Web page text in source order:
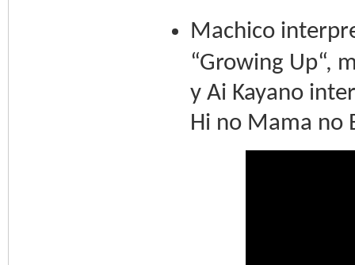
Machico
“Growing Up“,
y Ai Kayano
Hi no Mama no